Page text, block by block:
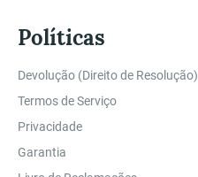
Políticas
Devolução (Direito de Resolução)
Termos de Serviço
Privacidade
Garantia